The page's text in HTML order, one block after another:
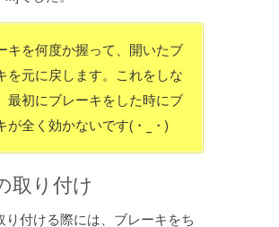
キを何度か握って、開いたブ
を元に戻します。これをしな
最初にブレーキをした時にブ
が全く効かないです(・_・)
取り付け
り付ける際には、ブレーキをち